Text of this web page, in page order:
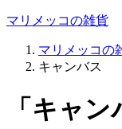
マリメッコの雑貨
マリメッコの
キャンバス
「キャ